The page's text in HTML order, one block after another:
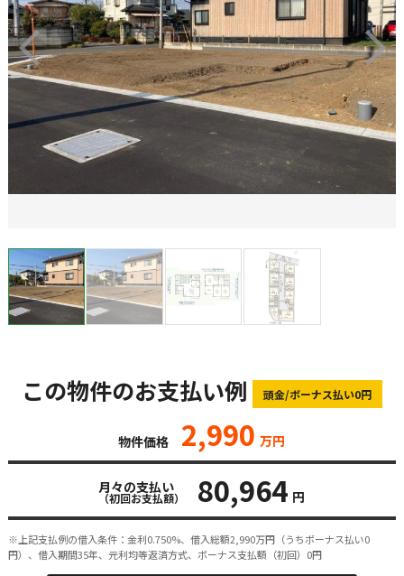
この物件のお支払い例 頭金/ボーナス払い0円
物件価格 2,990 万円
月々の支払い
（初回お支払額） 80,964 円
※上記支払例の借入条件：金利0.750%、借入総額2,990万円（うちボーナス払い0
円）、借入期間35年、元利均等返済方式、ボーナス支払額（初回）0円